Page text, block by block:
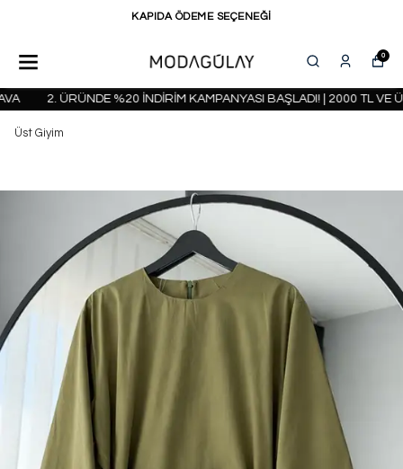
KAPIDA ÖDEME SEÇENEĞİ
0
2. ÜRÜNDE %20 İNDİRİM KAMPANYASI BAŞLADI! | 2000 TL VE
Üst Giyim